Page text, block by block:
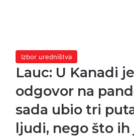
Izbor uredništva
Lauc: U Kanadi
odgovor na
sada ubio tri
ljudi, nego što ih